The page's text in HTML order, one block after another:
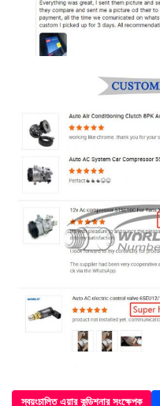
স্বয়ংচালিত এয়ার কন্ডিশনার সংক্ষেপক